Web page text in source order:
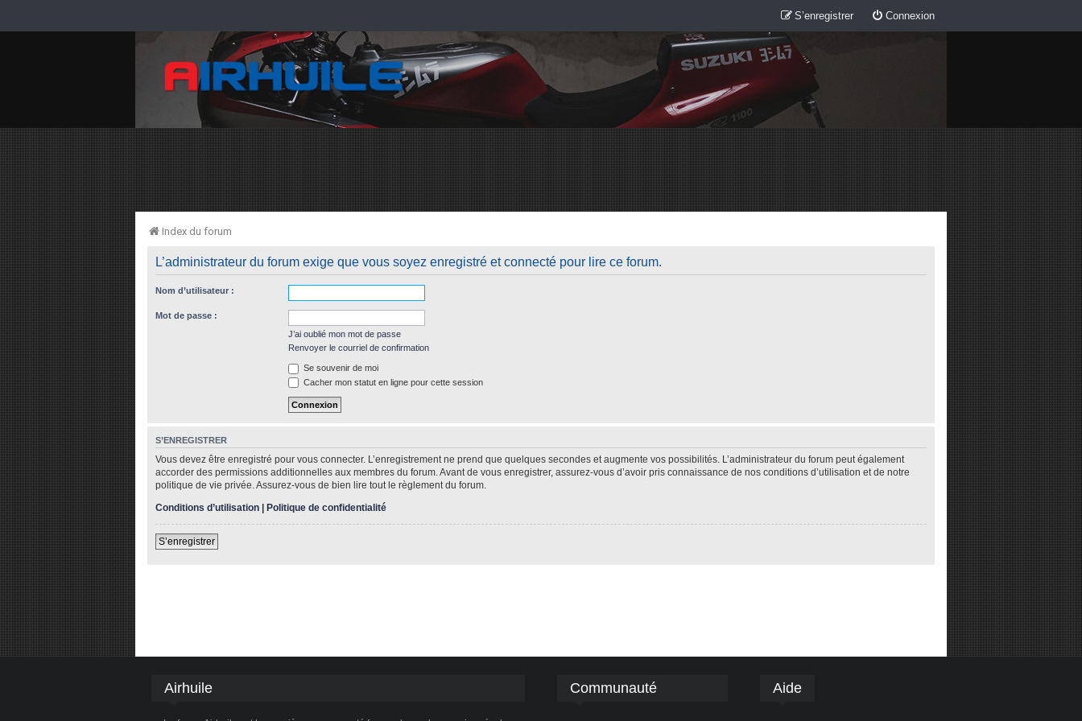
Connexion
S’enregistrer
Index du forum
L’administrateur du forum exige que vous soyez enregistré et connecté pour lire ce forum.
Nom d’utilisateur :
Mot de passe :
J’ai oublié mon mot de passe
Renvoyer le courriel de confirmation
Se souvenir de moi
Cacher mon statut en ligne pour cette session
S’ENREGISTRER
Vous devez être enregistré pour vous connecter. L’enregistrement ne prend que quelques secondes et augmente vos possibilités. L’administrateur du forum peut également
accorder des permissions additionnelles aux membres du forum. Avant de vous enregistrer, assurez-vous d’avoir pris connaissance de nos conditions d’utilisation et de notre
politique de vie privée. Assurez-vous de bien lire tout le règlement du forum.
Conditions d’utilisation | Politique de confidentialité
S’enregistrer
Airhuile Communauté Aide